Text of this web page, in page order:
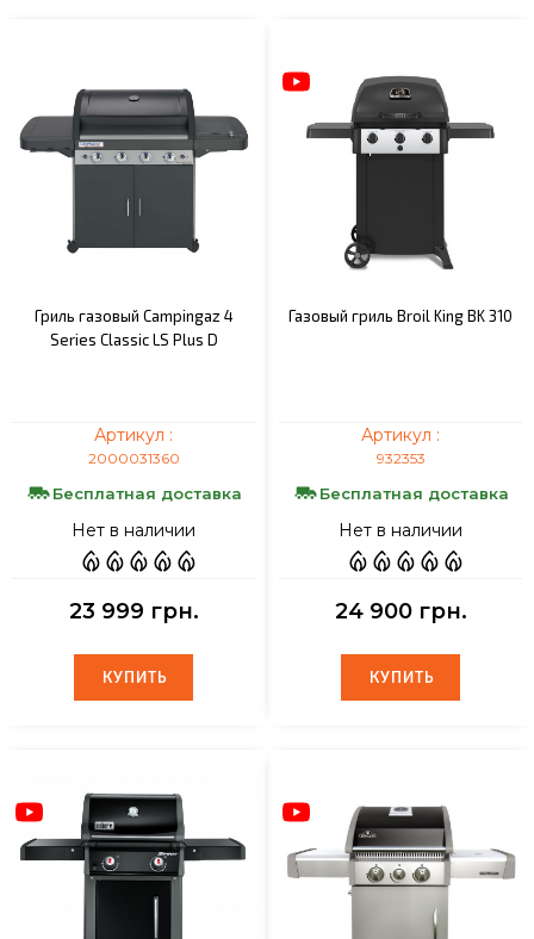
Гриль газовый Campingaz 4
Series Classic LS Plus D
Артикул :
2000031360
Бесплатная доставка
Нет в наличии
23 999 грн.
КУПИТЬ
КУПИТЬ
Газовый гриль Broil King BK 310
Артикул :
932353
Бесплатная доставка
Нет в наличии
24 900 грн.
КУПИТЬ
КУПИТЬ